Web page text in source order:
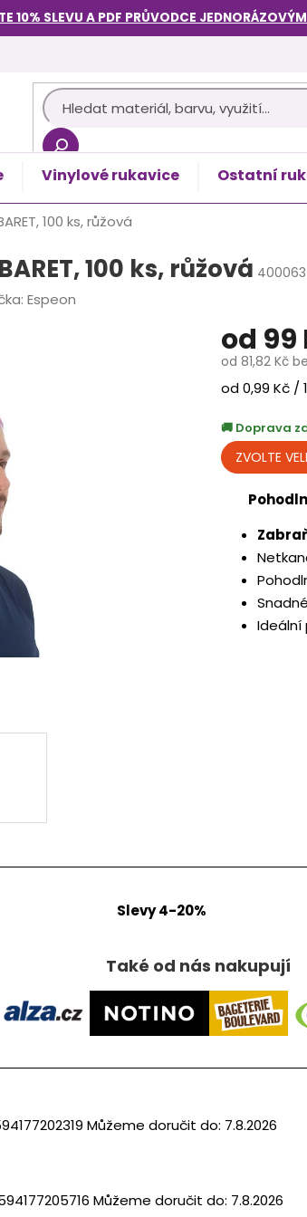
10% SLEVU A PDF PRŮVODCE
Vinylové rukavice Ostatní
100 ks, růžová
100 ks, růžová 400063
Espeon
od 99
od 81,82 Kč
Měrná
od 0,99 Kč /
Doprava
Ideální
Slevy 4-20%
Také od nás nakupují
Můžeme doručit do: 7.8.2026
Můžeme doručit do: 7.8.2026